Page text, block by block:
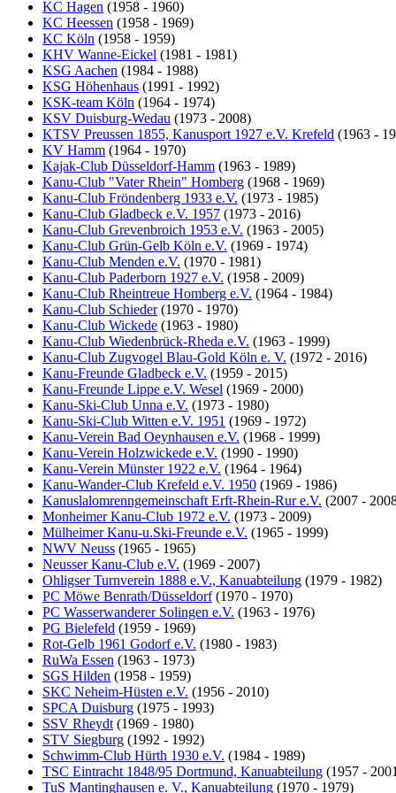
KC Hagen (1958 - 1960)
KC Heessen (1958 - 1969)
KC Köln (1958 - 1959)
KHV Wanne-Eickel (1981 - 1981)
KSG Aachen (1984 - 1988)
KSG Höhenhaus (1991 - 1992)
KSK-team Köln (1964 - 1974)
KSV Duisburg-Wedau (1973 - 2008)
KTSV Preussen 1855, Kanusport 1927 e.V. Krefeld (1963 -
KV Hamm (1964 - 1970)
Kajak-Club Düsseldorf-Hamm (1963 - 1989)
Kanu-Club "Vater Rhein" Homberg (1968 - 1969)
Kanu-Club Fröndenberg 1933 e.V. (1973 - 1985)
Kanu-Club Gladbeck e.V. 1957 (1973 - 2016)
Kanu-Club Grevenbroich 1953 e.V. (1963 - 2005)
Kanu-Club Grün-Gelb Köln e.V. (1969 - 1974)
Kanu-Club Menden e.V. (1970 - 1981)
Kanu-Club Paderborn 1927 e.V. (1958 - 2009)
Kanu-Club Rheintreue Homberg e.V. (1964 - 1984)
Kanu-Club Schieder(1970 - 1970)
Kanu-Club Wickede (1963 - 1980)
Kanu-Club Wiedenbrück-Rheda e.V. (1963 - 1999)
Kanu-Club Zugvogel Blau-Gold Köln e. V. (1972 - 2016)
Kanu-Freunde Gladbeck e.V. (1959 - 2015)
Kanu-Freunde Lippe e.V. Wesel (1969 - 2000)
Kanu-Ski-Club Unna e.V. (1973 - 1980)
Kanu-Ski-Club Witten e.V. 1951 (1969 - 1972)
Kanu-Verein Bad Oeynhausen e.V. (1968 - 1999)
Kanu-Verein Holzwickede e.V. (1990 - 1990)
Kanu-Verein Münster 1922 e.V. (1964 - 1964)
Kanu-Wander-Club Krefeld e.V. 1950 (1969 - 1986)
Kanuslalomrenngemeinschaft Erft-Rhein-Rur e.V. (2007 -
Monheimer Kanu-Club 1972 e.V. (1973 - 2009)
Mülheimer Kanu-u.Ski-Freunde e.V. (1965 - 1999)
NWV Neuss (1965 - 1965)
Neusser Kanu-Club e.V. (1969 - 2007)
Ohligser Turnverein 1888 e.V., Kanuabteilung (1979 - 1982)
PC Möwe Benrath/Düsseldorf(1970 - 1970)
PC Wasserwanderer Solingen e.V. (1963 - 1976)
PG Bielefeld (1959 - 1969)
Rot-Gelb 1961 Godorf e.V. (1980 - 1983)
RuWa Essen (1963 - 1973)
SGS Hilden (1958 - 1959)
SKC Neheim-Hüsten e.V. (1956 - 2010)
SPCA Duisburg (1975 - 1993)
SSV Rheydt (1969 - 1980)
STV Siegburg (1992 - 1992)
Schwimm-Club Hürth 1930 e.V. (1984 - 1989)
TSC Eintracht 1848/95 Dortmund, Kanuabteilung (1957 -
TuS Mantinghausen e. V., Kanuabteilung (1970 - 1979)